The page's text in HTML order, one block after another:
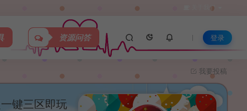
关于我们
资源问答 登录
我要投稿
键三区即玩